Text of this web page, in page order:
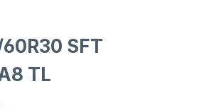
SFT
TL